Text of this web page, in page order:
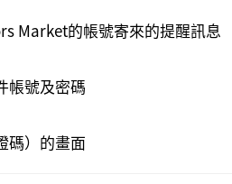
Market的帳號寄來的提醒訊息
帳號及密碼
碼）的畫面